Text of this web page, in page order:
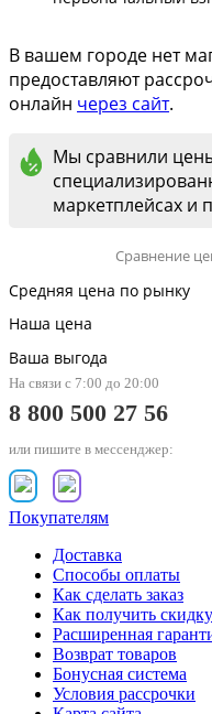
В вашем городе нет
предоставляют
онлайн через сайт.
Мы сравнили
маркетплейсах и
Сравнение
Средняя цена по рынку
Наша цена
Ваша выгода
На связи с 7:00 до 20:00
8 800 500 27 56
или пишите в мессенджер:
Покупателям
Доставка
Способы оплаты
Как сделать заказ
Как получить скидку
Расширенная
Возврат товаров
Бонусная система
Условия рассрочки